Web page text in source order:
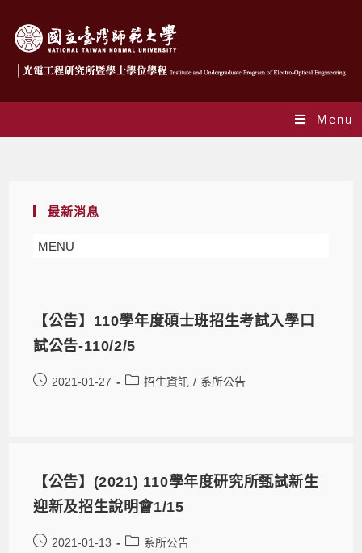
Menu
最新消息
MENU
【公告】110學年度碩士班招生考試入學口
試公告-110/2/5
2021-01-27 招生資訊 / 系所公告
【公告】(2021) 110學年度研究所甄試新生
迎新及招生說明會1/15
2021-01-13 系所公告